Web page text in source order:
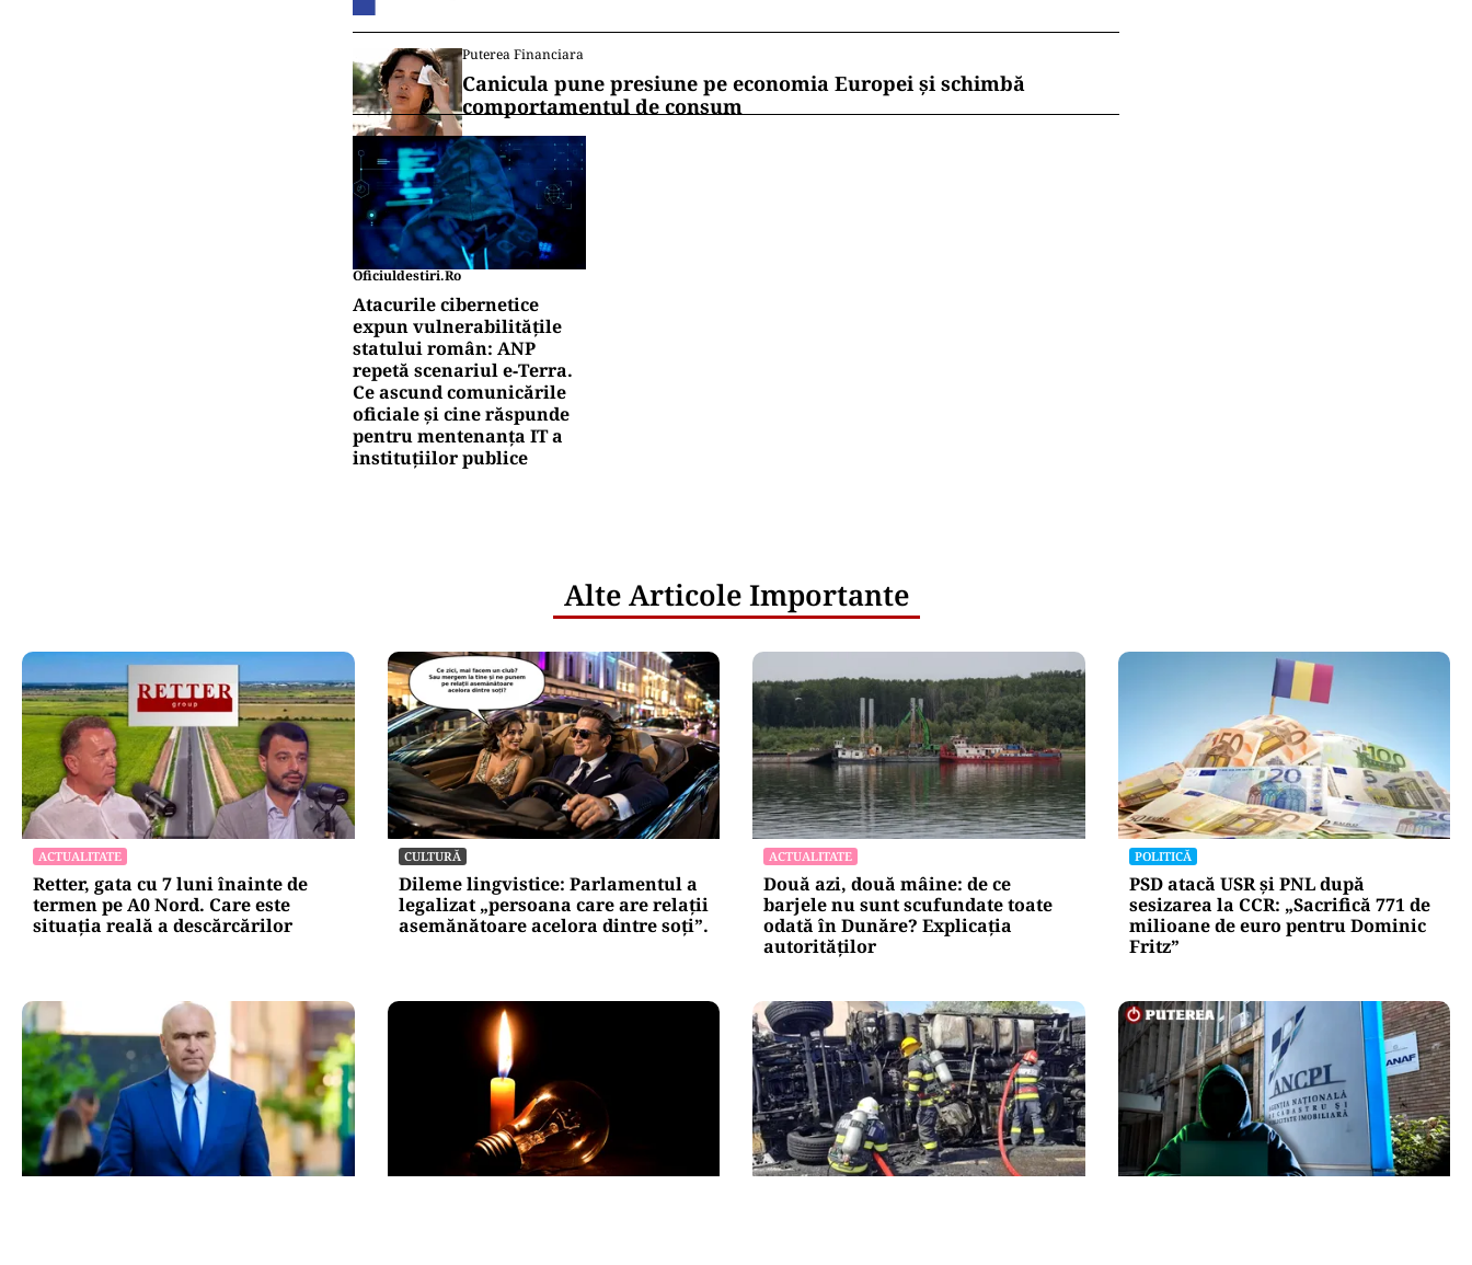
Puterea Financiara
Canicula pune presiune pe economia Europei și schimbă
comportamentul de consum
Oficiuldestiri.ro
Atacurile cibernetice
expun vulnerabilitățile
statului român: ANP
repetă scenariul e‑Terra.
Ce ascund comunicările
oficiale și cine răspunde
pentru mentenanța IT a
instituțiilor publice
Alte Articole Importante
ACTUALITATE
Retter, gata cu 7 luni înainte de
termen pe A0 Nord. Care este
situația reală a descărcărilor
CULTURĂ
Dileme lingvistice: Parlamentul a
legalizat „persoana care are relații
asemănătoare acelora dintre soți”.
ACTUALITATE
Două azi, două mâine: de ce
barjele nu sunt scufundate toate
odată în Dunăre? Explicația
autorităților
POLITICĂ
PSD atacă USR și PNL după
sesizarea la CCR: „Sacrifică 771 de
milioane de euro pentru Dominic
Fritz”